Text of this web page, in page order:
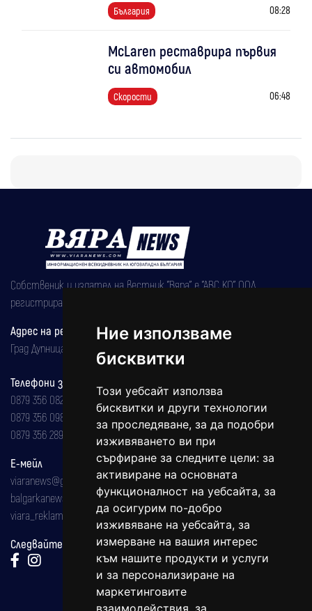
Ние използваме
бисквитки
Този уебсайт използва
бисквитки и други технологии
за проследяване, за да подобри
изживяването ви при
сърфиране за следните цели: за
активиране на основната
функционалност на уебсайта, за
да осигурим по-добро
изживяване на уебсайта, за
измерване на вашия интерес
към нашите продукти и услуги
и за персонализиране на
маркетинговите
взаимодействия за
България 08:28
McLaren реставрира първия
си автомобил
Скорости 06:48
Собственик и издател на вестник "Вяра" е "АВС КО" ООД,
регистрирана на 08.05.2002 година.
Адрес на редакцията
Град Дупница, ул.''Христо Ботев" 43
Телефони за реклама и абонаменти
0879 356 082
0879 356 098
0879 356 289
Е-мейл
viaranews@gmail.com
balgarkanews@gmail.com
viara_reklama@mail.bg
Следвайте ни: